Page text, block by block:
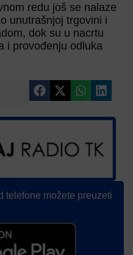
redu još se nalaze
unutrašnjoj trgovini i
dok su u nacrtu
i provođenju odluka
telefone možete preuzeti